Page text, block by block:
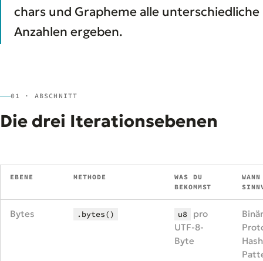
chars und Grapheme alle unterschiedliche
Anzahlen ergeben.
01 · ABSCHNITT
Die drei Iterationsebenen
EBENE METHODE
WAS DU
BEKOMMST
WANN
Bytes .bytes() u8
pro
UTF-8-
Byte